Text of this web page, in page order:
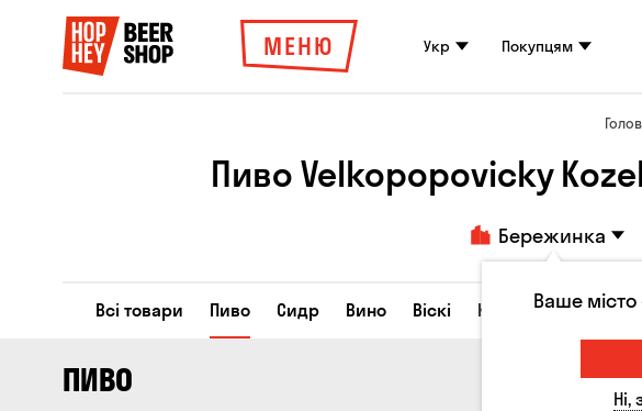
МЕНЮ Укр Покупцям
Пиво Velkopopovicky
Бережинка
Всі товари Пиво Сидр Вино Віскі Коктейлі Горілка
ПИВО
Ваше
Ні,